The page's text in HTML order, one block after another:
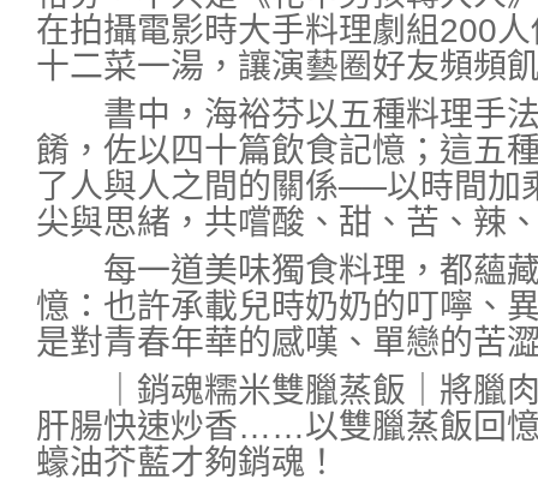
在拍攝電影時大手料理劇組200
十二菜一湯，讓演藝圈好友頻頻
書中，海裕芬以五種料理手法
餚，佐以四十篇飲食記憶；這五
了人與人之間的關係──以時間加
尖與思緒，共嚐酸、甜、苦、辣
每一道美味獨食料理，都蘊藏
憶：也許承載兒時奶奶的叮嚀、
是對青春年華的感嘆、單戀的
｜銷魂糯米雙臘蒸飯｜將臘肉
肝腸快速炒香……以雙臘蒸飯回
蠔油芥藍才夠銷魂！